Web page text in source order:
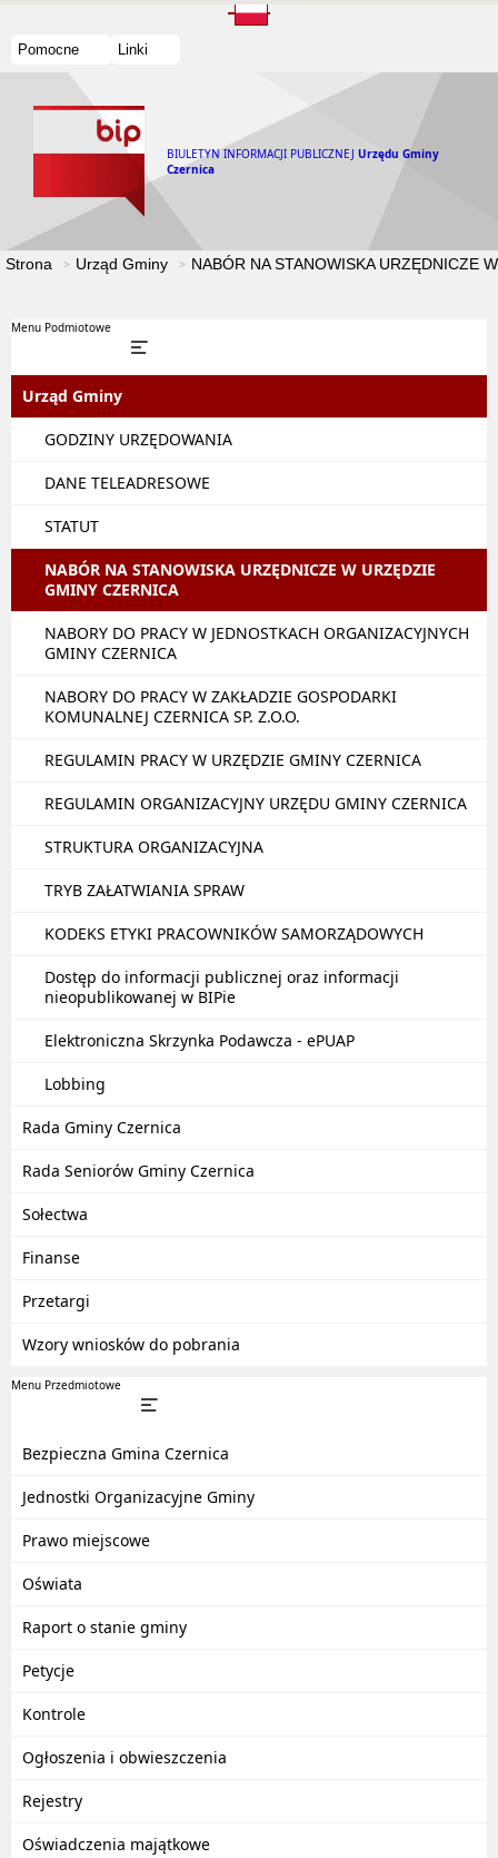
Pomocne Linki
BIULETYN INFORMACJI PUBLICZNEJ Urzędu Gminy
Czernica
Strona Urząd Gminy NABÓR NA STANOWISKA URZĘDNICZE
Menu Podmiotowe
Urząd Gminy
GODZINY URZĘDOWANIA
DANE TELEADRESOWE
STATUT
NABÓR NA STANOWISKA URZĘDNICZE W URZĘDZIE
GMINY CZERNICA
NABORY DO PRACY W JEDNOSTKACH ORGANIZACYJNYCH
GMINY CZERNICA
NABORY DO PRACY W ZAKŁADZIE GOSPODARKI
KOMUNALNEJ CZERNICA SP. Z.O.O.
REGULAMIN PRACY W URZĘDZIE GMINY CZERNICA
REGULAMIN ORGANIZACYJNY URZĘDU GMINY CZERNICA
STRUKTURA ORGANIZACYJNA
TRYB ZAŁATWIANIA SPRAW
KODEKS ETYKI PRACOWNIKÓW SAMORZĄDOWYCH
Dostęp do informacji publicznej oraz informacji
nieopublikowanej w BIPie
Elektroniczna Skrzynka Podawcza - ePUAP
Lobbing
Rada Gminy Czernica
Rada Seniorów Gminy Czernica
Sołectwa
Finanse
Przetargi
Wzory wniosków do pobrania
Menu Przedmiotowe
Bezpieczna Gmina Czernica
Jednostki Organizacyjne Gminy
Prawo miejscowe
Oświata
Raport o stanie gminy
Petycje
Kontrole
Ogłoszenia i obwieszczenia
Rejestry
Oświadczenia majątkowe